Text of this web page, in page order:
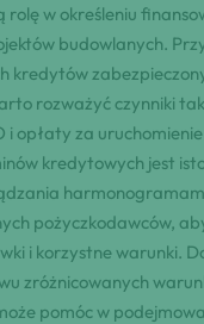
w określeniu
budowlanych.
kredytów
rozważyć czynniki
i opłaty za
kredytowych jest
pożyczkodawców,
i korzystne warunki.
zróżnicowanych
pomóc w